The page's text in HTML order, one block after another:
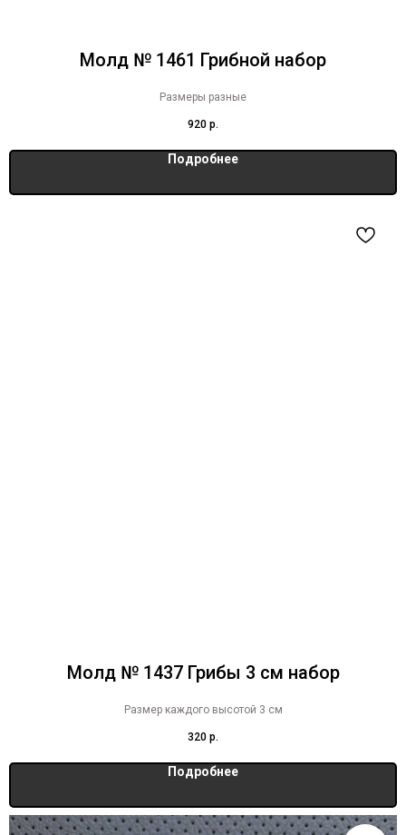
Молд № 1461 Грибной набор
Размеры разные
920 р.
Подробнее
Молд № 1437 Грибы 3 см набор
Размер каждого высотой 3 см
320 р.
Подробнее